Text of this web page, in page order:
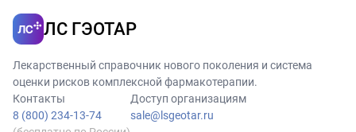
ЛС ГЭОТАР
Лекарственный справочник нового поколения и система
оценки рисков комплексной фармакотерапии.
Контакты
8 (800) 234-13-74
Доступ организациям
sale@lsgeotar.ru